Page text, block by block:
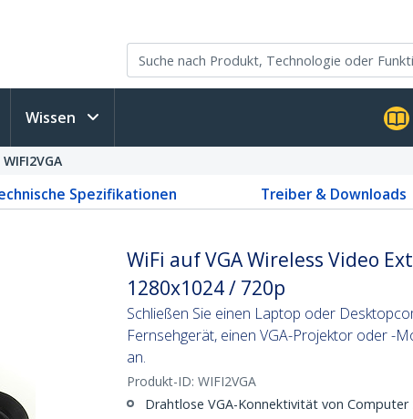
Wissen
WIFI2VGA
Spezifikationen Treiber & Downloads
WiFi auf VGA Wireless Video
1280x1024 / 720p
Schließen Sie einen Laptop oder
Fernsehgerät, einen VGA-Projektor oder -
an.
Produkt-ID: WIFI2VGA
Drahtlose VGA-Konnektivität von